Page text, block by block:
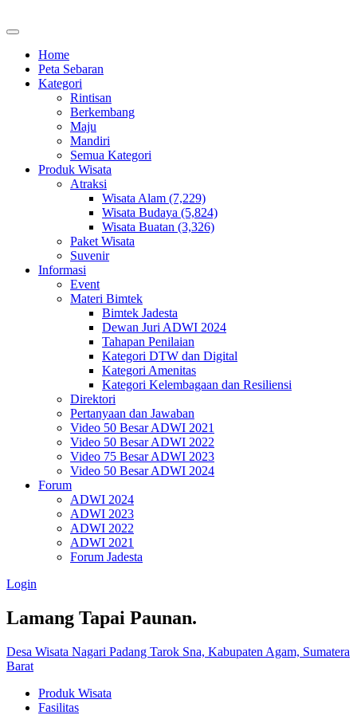
Home
Peta Sebaran
Kategori
Rintisan
Berkembang
Maju
Mandiri
Semua Kategori
Produk Wisata
Atraksi
Wisata Alam (7,229)
Wisata Budaya (5,824)
Wisata Buatan (3,326)
Paket Wisata
Suvenir
Informasi
Event
Materi Bimtek
Bimtek Jadesta
Dewan Juri ADWI 2024
Tahapan Penilaian
Kategori DTW dan Digital
Kategori Amenitas
Kategori Kelembagaan dan Resiliensi
Direktori
Pertanyaan dan Jawaban
Video 50 Besar ADWI 2021
Video 50 Besar ADWI 2022
Video 75 Besar ADWI 2023
Video 50 Besar ADWI 2024
Forum
ADWI 2024
ADWI 2023
ADWI 2022
ADWI 2021
Forum Jadesta
Login
Lamang Tapai Paunan.
Desa Wisata Nagari Padang Tarok Sna, Kabupaten Agam, Sumatera
Barat
Produk Wisata
Fasilitas